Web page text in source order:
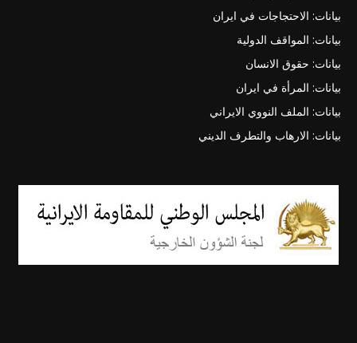
بيانات: الاحتجاجات في ايران
بيانات: المواقف الدولية
بيانات: حقوق الانسان
بيانات: المرأة في ايران
بيانات: الملف النووي الايراني
بيانات: الارهاب والتطرف الديني